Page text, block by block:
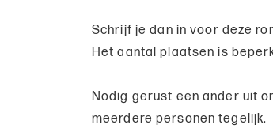
Schrijf je dan in voor deze
Het aantal plaatsen is
Nodig gerust een ander uit
meerdere personen tegelijk.